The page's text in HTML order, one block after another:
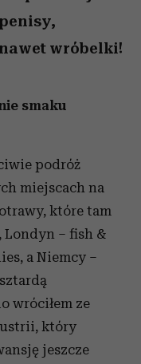
wróbelki!
smaku
podróż
miejscach na
które tam
Londyn – fish &
a Niemcy –
wróciłem ze
który
jeszcze